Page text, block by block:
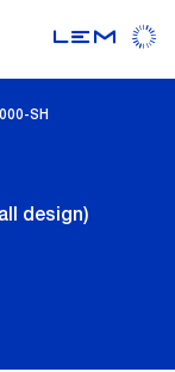
SH
design)